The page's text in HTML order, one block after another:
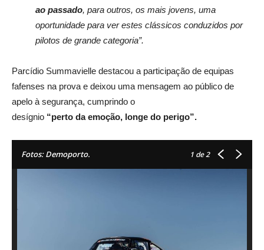
ao passado, para outros, os mais jovens, uma
oportunidade para ver estes clássicos conduzidos por
pilotos de grande categoria”.
Parcídio Summavielle destacou a participação de equipas
fafenses na prova e deixou uma mensagem ao público de
apelo à segurança, cumprindo o
desígnio “perto da emoção, longe do perigo”.
Fotos: Demoporto. 1 de 2